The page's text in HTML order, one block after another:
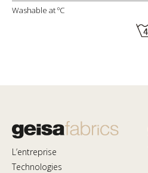
Washable at ºC
L’entreprise
Technologies